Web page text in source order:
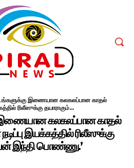
படங்களுக்கு இணையான கலகலப்பான காதல்
ரிலீஸுக்கு தயாராகும்...
இணையான கலகலப்பான காதல்
இயக்கத்தில் ரிலீஸுக்கு
இந்தி பொண்ணு.’